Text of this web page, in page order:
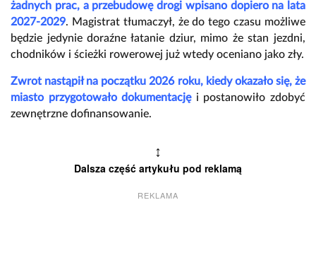
żadnych prac, a przebudowę drogi wpisano dopiero na lata
2027-2029. Magistrat tłumaczył, że do tego czasu możliwe
będzie jedynie doraźne łatanie dziur, mimo że stan jezdni,
chodników i ścieżki rowerowej już wtedy oceniano jako zły.
Zwrot nastąpił na początku 2026 roku, kiedy okazało się, że
miasto przygotowało dokumentację i postanowiło zdobyć
zewnętrzne dofinansowanie.
↕
Dalsza część artykułu pod reklamą
REKLAMA